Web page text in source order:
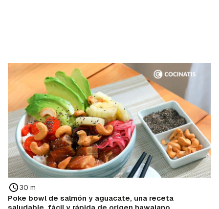
30 m
Poke bowl de salmón y aguacate, una receta